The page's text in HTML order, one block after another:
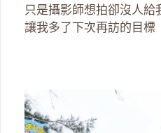
只是攝影師想拍卻沒人給
讓我多了下次再訪的目標